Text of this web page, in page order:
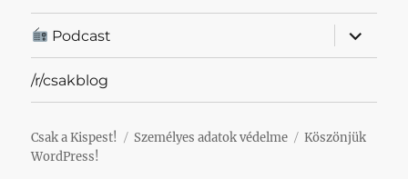
Podcast
almenü
/r/csakblog
Csak a Kispest! Személyes adatok védelme
Köszönjük
WordPress!